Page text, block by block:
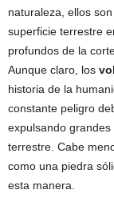
naturaleza, ellos
superficie terrestre
profundos de la
Aunque claro, los
historia de la
constante peligro
expulsando
terrestre. Cabe
como una piedra
esta manera.